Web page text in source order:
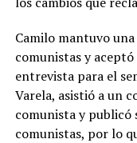
Camilo mantuvo
comunistas y
entrevista para el
Varela, asistió a un
comunista y publicó
comunistas, por lo